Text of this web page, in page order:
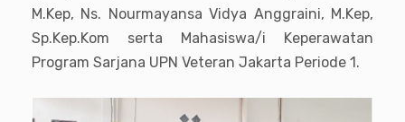
M.Kep, Ns. Nourmayansa Vidya Anggraini, M.Kep,
Sp.Kep.Kom serta Mahasiswa/i Keperawatan
Program Sarjana UPN Veteran Jakarta Periode 1.